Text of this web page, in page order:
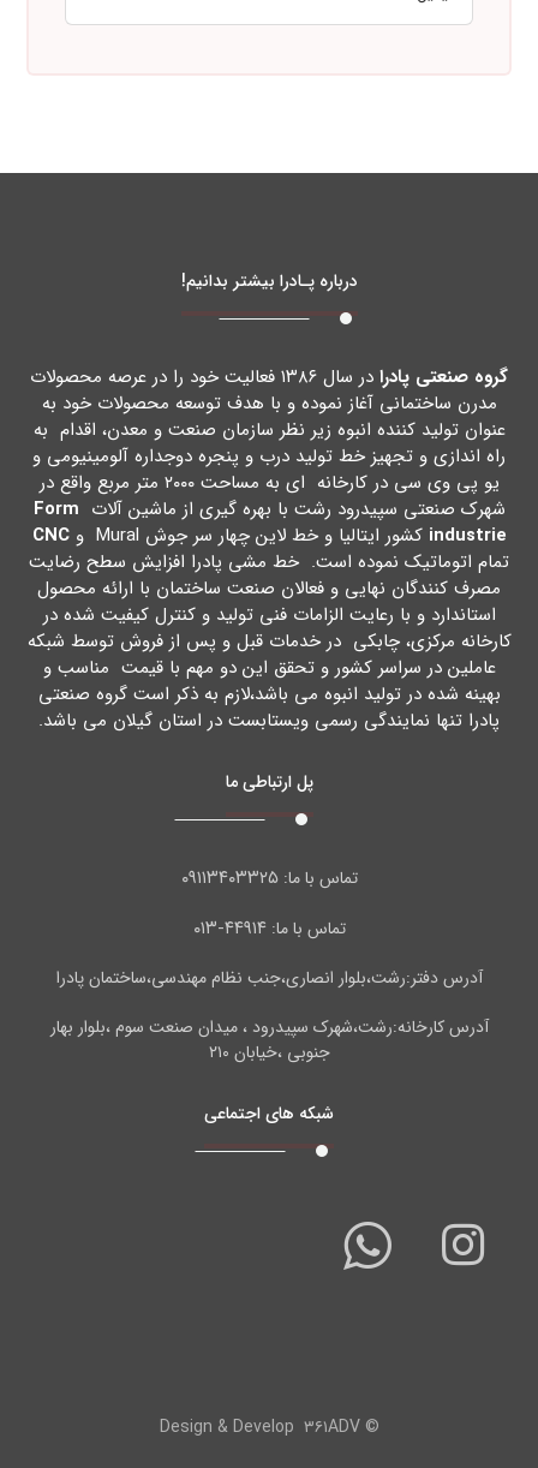
درباره پـادرا بیشتر بدانیم!
گروه صنعتی پادرا
در سال ۱۳۸۶ فعالیت خود را در عرصه محصولات
مدرن ساختمانی آغاز نموده و با هدف توسعه محصولات خود به
عنوان تولید کننده انبوه زیر نظر سازمان صنعت و معدن، اقدام به
راه اندازي و تجهیز خط تولید درب و پنجره دوجداره آلومینیومی و
یو پی وي سی در کارخانه اي به مساحت ۲۰۰۰ متر مربع واقع در
شهرك صنعتی سپیدرود رشت با بهره گیري از ماشین آلات Form
industrie کشور ایتالیا و خط لاین چهار سر جوش Mural و
CNC
تمام اتوماتیک نموده است. خط مشی پادرا افزایش سطح رضایت
مصرف کنندگان نهایی و فعالان صنعت ساختمان با ارائه محصول
استاندارد و با رعایت الزامات فنی تولید و کنترل کیفیت شده در
کارخانه مرکزي، چابکی در خدمات قبل و پس از فروش توسط شبکه
عاملین در سراسر کشور و تحقق این دو مهم با قیمت مناسب و
بهینه شده در تولید انبوه می باشد،لازم به ذکر است گروه صنعتی
پادرا تنها نمایندگی رسمی ویستابست در استان گیلان می باشد.
پل ارتباطی ما
تماس با ما:۰۹۱۱۳۴۰۳۳۲۵
تماس با ما: ۴۴۹۱۴-۰۱۳
آدرس دفتر:رشت،بلوار انصاری،جنب نظام مهندسی،ساختمان پادرا
آدرس کارخانه:رشت،شهرک سپیدرود ، میدان صنعت سوم ،بلوار بهار
جنوبی ،خیابان ۲۱۰
شبکه های اجتماعی
© Design & Develop۳۶۱ADV